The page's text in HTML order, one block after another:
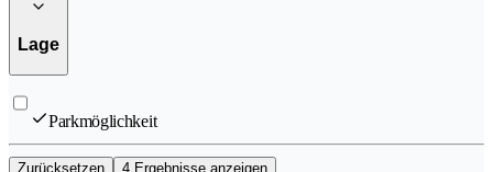
Lage
Parkmöglichkeit
Zurücksetzen 4 Ergebnisse anzeigen